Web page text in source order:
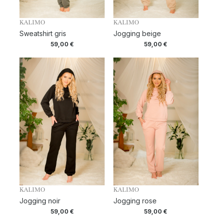
KALIMO
Sweatshirt gris
59,00 €
KALIMO
Jogging beige
59,00€
KALIMO
Jogging noir
59,00 €
KALIMO
Jogging rose
59,00€